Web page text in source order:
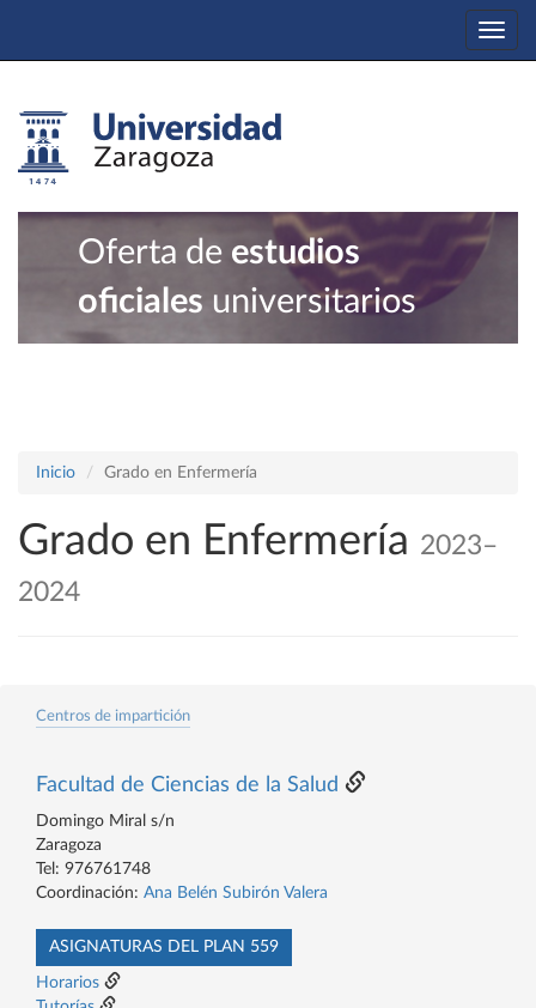
Oferta de estudios
oficiales universitarios
Inicio Grado en Enfermería
Grado en Enfermería 2023–
2024
Centros de impartición
Facultad de Ciencias de la Salud
Domingo Miral s/n
Zaragoza
Tel: 976761748
Coordinación: Ana Belén Subirón Valera
ASIGNATURAS DEL PLAN 559
Horarios